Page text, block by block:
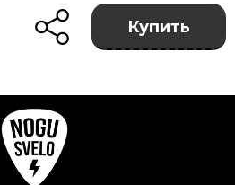
Купить